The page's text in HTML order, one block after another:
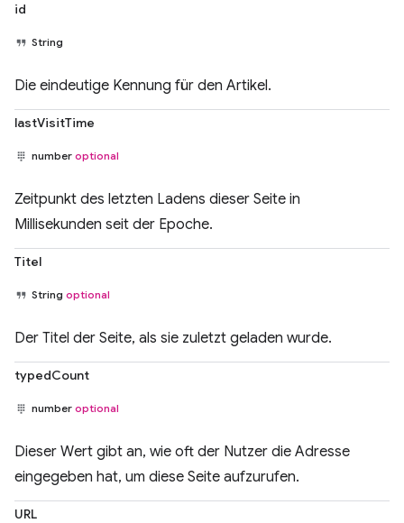
id
String
Die eindeutige Kennung für den Artikel.
lastVisitTime
number optional
Zeitpunkt des letzten Ladens dieser Seite in
Millisekunden seit der Epoche.
Titel
String optional
Der Titel der Seite, als sie zuletzt geladen wurde.
typedCount
number optional
Dieser Wert gibt an, wie oft der Nutzer die Adresse
eingegeben hat, um diese Seite aufzurufen.
URL